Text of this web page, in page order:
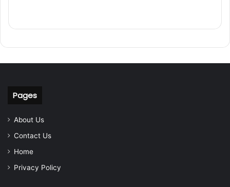
Pages
About Us
Contact Us
Home
Privacy Policy